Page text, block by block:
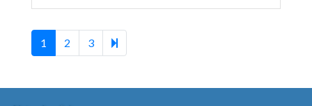
1 2 3 185